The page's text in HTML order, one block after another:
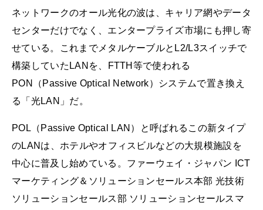
ネットワークのオール光化の波は、キャリア網やデータ
センターだけでなく、エンタープライズ市場にも押し寄
せている。これまでメタルケーブルとL2/L3スイッチで
構築していたLANを、FTTH等で使われる
PON（Passive Optical Network）システムで置き換え
る「光LAN」だ。
POL（Passive Optical LAN）と呼ばれるこの新タイプ
のLANは、ホテルやオフィスビルなどの大規模施設を
中心に普及し始めている。ファーウェイ・ジャパン ICT
マーケティング＆ソリューションセールス本部 光技術
ソリューションセールス部 ソリューションセールスマ